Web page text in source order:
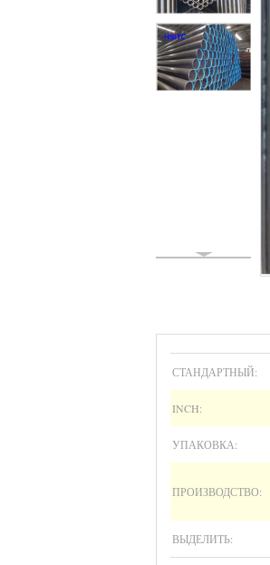
СТАНДАРТНЫЙ:
INCH:
УПАКОВКА:
ПРОИЗВОДСТВО:
ВЫДЕЛИТЬ: